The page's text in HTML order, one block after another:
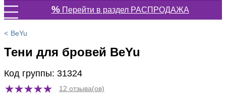
%Перейти в раздел РАСПРОДАЖА
BeYu
Тени для бровей BeYu
Код группы: 31324
12 отзыва(ов)